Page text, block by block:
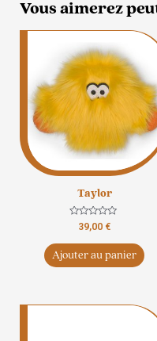
Vous aimerez
Taylor
Note
sur
39,00 €
Ajouter au panier
Ce